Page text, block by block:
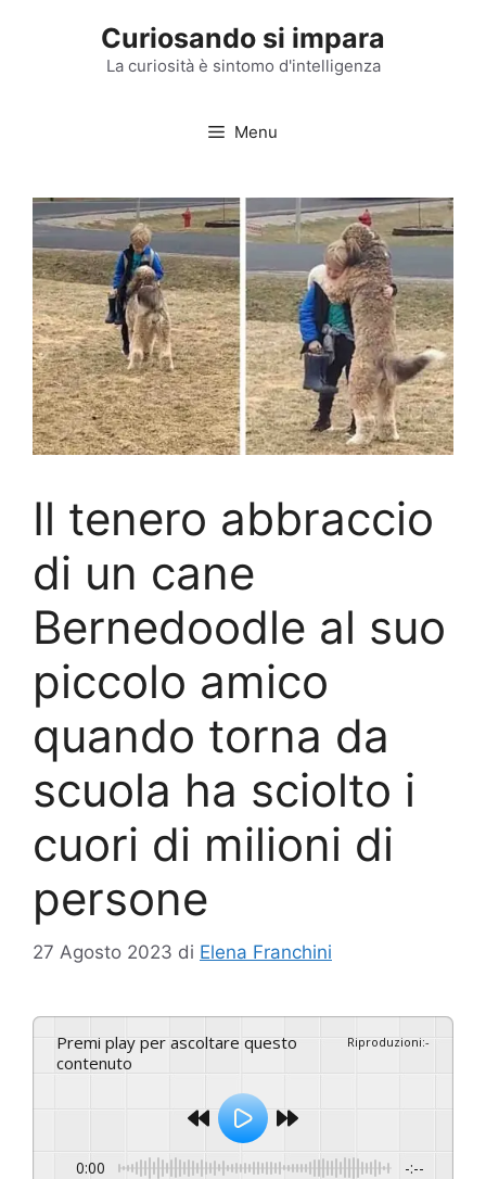
Curiosando si impara
La curiosità è sintomo d'intelligenza
Menu
Il tenero abbraccio
di un cane
Bernedoodle al suo
piccolo amico
quando torna da
scuola ha sciolto i
cuori di milioni di
persone
27 Agosto 2023 di Elena Franchini
Premi play per ascoltare questo
contenuto
Riproduzioni:-
0:00 -:--